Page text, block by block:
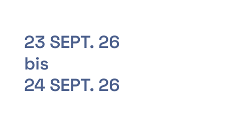
23 SEPT. 26
bis
24 SEPT. 26